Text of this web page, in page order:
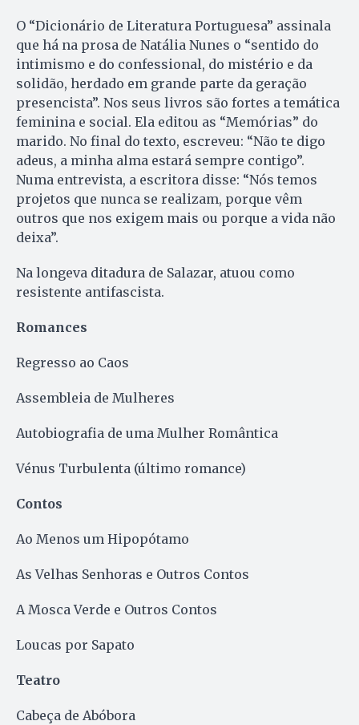
O “Dicionário de Literatura Portuguesa” assinala
que há na prosa de Natália Nunes o “sentido do
intimismo e do confessional, do mistério e da
solidão, herdado em grande parte da geração
presencista”. Nos seus livros são fortes a temática
feminina e social. Ela editou as “Memórias” do
marido. No final do texto, escreveu: “Não te digo
adeus, a minha alma estará sempre contigo”.
Numa entrevista, a escritora disse: “Nós temos
projetos que nunca se realizam, porque vêm
outros que nos exigem mais ou porque a vida não
deixa”.
Na longeva ditadura de Salazar, atuou como
resistente antifascista.
Romances
Regresso ao Caos
Assembleia de Mulheres
Autobiografia de uma Mulher Romântica
Vénus Turbulenta (último romance)
Contos
Ao Menos um Hipopótamo
As Velhas Senhoras e Outros Contos
A Mosca Verde e Outros Contos
Loucas por Sapato
Teatro
Cabeça de Abóbora